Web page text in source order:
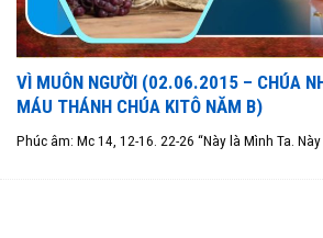
VÌ MUÔN NGƯỜI (02.06.2015 – CHÚA
MÁU THÁNH CHÚA KITÔ NĂM B)
Phúc âm: Mc 14, 12-16. 22-26 “Này là Mình Ta. Này